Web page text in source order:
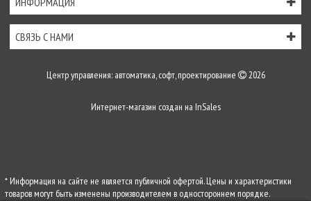
СВЯЗЬ С НАМИ
Центр управления: автоматика, софт, проектирование 2026
Интернет-магазин создан на InSales
* Информация на сайте не является публичной офертой. Цены и характеристики
товаров могут быть изменены производителем в одностороннем порядке.